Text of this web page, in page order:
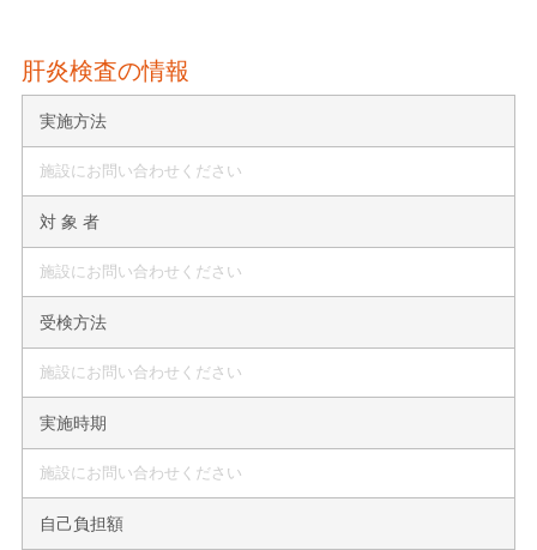
肝炎検査の情報
実施方法
施設にお問い合わせください
対 象 者
施設にお問い合わせください
受検方法
施設にお問い合わせください
実施時期
施設にお問い合わせください
自己負担額